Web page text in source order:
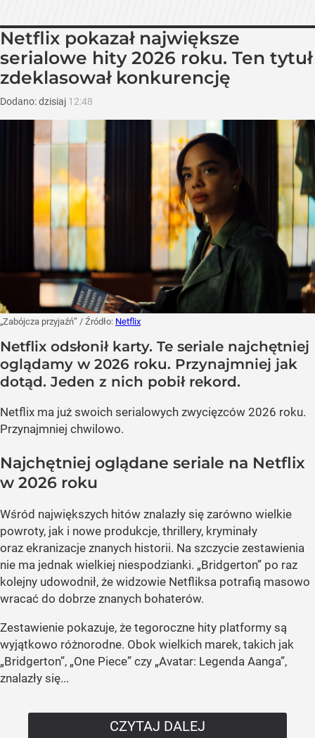
Netflix pokazał największe
serialowe hity 2026 roku. Ten tytuł
zdeklasował konkurencję
Dodano:dzisiaj 12:48
„Zabójcza przyjaźń” / Źródło: Netflix
Netflix odsłonił karty. Te seriale najchętniej
oglądamy w 2026 roku. Przynajmniej jak
dotąd. Jeden z nich pobił rekord.
Netflix ma już swoich serialowych zwycięzców 2026 roku.
Przynajmniej chwilowo.
Najchętniej oglądane seriale na Netflix
w 2026 roku
Wśród największych hitów znalazły się zarówno wielkie
powroty, jak i nowe produkcje, thrillery, kryminały
oraz ekranizacje znanych historii. Na szczycie zestawienia
nie ma jednak wielkiej niespodzianki. „Bridgerton” po raz
kolejny udowodnił, że widzowie Netfliksa potrafią masowo
wracać do dobrze znanych bohaterów.
Zestawienie pokazuje, że tegoroczne hity platformy są
wyjątkowo różnorodne. Obok wielkich marek, takich jak
„Bridgerton”, „One Piece” czy „Avatar: Legenda Aanga”,
znalazły się...
CZYTAJ DALEJ